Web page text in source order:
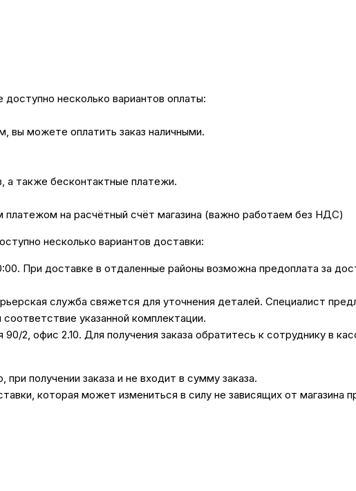
несколько вариантов оплаты:
вы можете оплатить заказ наличными.
а также бесконтактные платежи.
платежом на расчётный счёт магазина (важно работаем без НДС)
несколько вариантов доставки:
При доставке в отдаленные районы возможна предоплата за
служба свяжется для уточнения деталей. Специалист
указанной комплектации.
2, офис 2.10. Для получения заказа обратитесь к сотруднику в
получении заказа и не входит в сумму заказа.
которая может измениться в силу не зависящих от магазина